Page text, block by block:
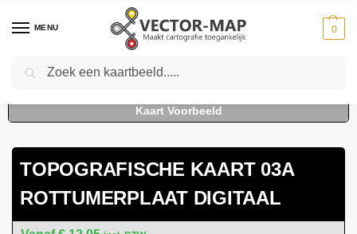
MENU 0
Home Kaarten - Topografische kaarten
TOPOGRAFISCHE KAART 03A
ROTTUMERPLAAT DIGITAAL